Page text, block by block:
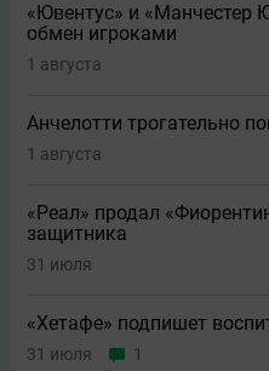
«Ювентус» и «Манчестер
обмен игроками
1 августа
Анчелотти трогательно
1 августа
«Реал» продал
защитника
31 июля
«Хетафе» подпишет
31 июля 1